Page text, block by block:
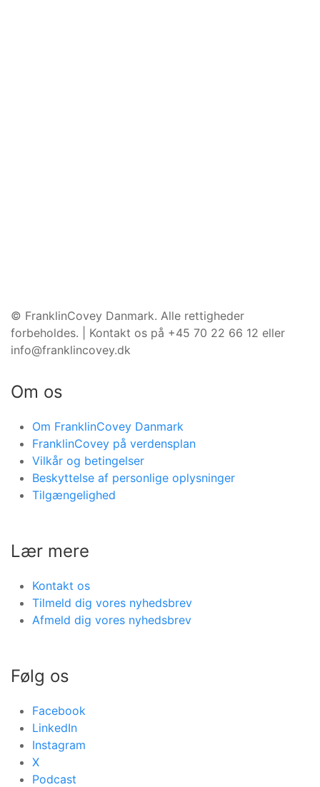
©️ FranklinCovey Danmark. Alle rettigheder
forbeholdes. | Kontakt os på +45 70 22 66 12 eller
info@franklincovey.dk
Om os
Om FranklinCovey Danmark
FranklinCovey på verdensplan
Vilkår og betingelser
Beskyttelse af personlige oplysninger
Tilgængelighed
Lær mere
Kontakt os
Tilmeld dig vores nyhedsbrev
Afmeld dig vores nyhedsbrev
Følg os
Facebook
LinkedIn
Instagram
X
Podcast